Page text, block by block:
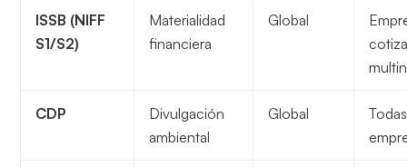
ISSB (NIFF
S1/S2)
Materialidad
financiera
Global
CDP
Divulgación
ambiental
Global